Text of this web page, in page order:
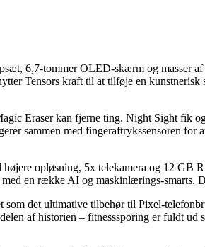
6,7-tommer OLED-skærm og masser
Tensors kraft til at tilføje en
Eraser kan fjerne ting. Night Sight fik
sammen med fingeraftrykssensoren
opløsning, 5x telekamera og 12
en række AI og maskinlærings-smarts.
det ultimative tilbehør til Pixel-
af historien – fitnesssporing er fuldt